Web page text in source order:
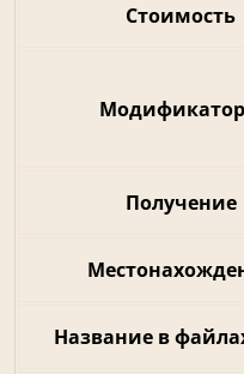
Стоимость
Получение
Название в